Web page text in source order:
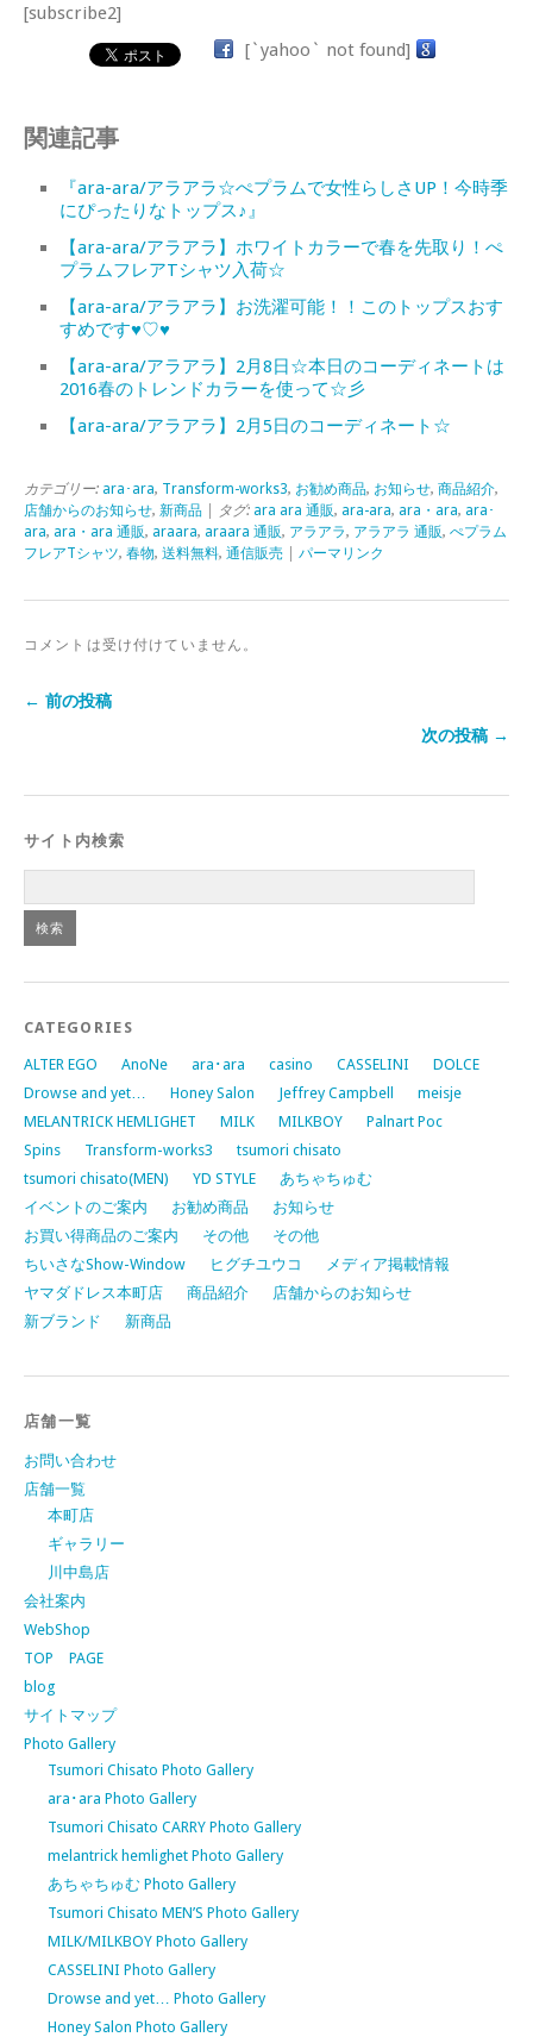
[subscribe2]
[`yahoo` not found]
関連記事
『ara-ara/アラアラ☆ぺプラムで女性らしさUP！今時季
にぴったりなトップス♪』
【ara-ara/アラアラ】ホワイトカラーで春を先取り！ぺ
プラムフレアTシャツ入荷☆
【ara-ara/アラアラ】お洗濯可能！！このトップスおす
すめです♥♡♥
【ara-ara/アラアラ】2月8日☆本日のコーディネートは
2016春のトレンドカラーを使って☆彡
【ara-ara/アラアラ】2月5日のコーディネート☆
カテゴリー: ara･ara, Transform-works3, お勧め商品, お知らせ, 商品紹介,
店舗からのお知らせ, 新商品 | タグ: ara ara 通販, ara-ara, ara・ara, ara･
ara, ara・ara 通販, araara, araara 通販, アラアラ, アラアラ 通販, ぺプラム
フレアTシャツ, 春物, 送料無料, 通信販売 パーマリンク
コメントは受け付けていません。
← 前の投稿
次の投稿 →
サイト内検索
CATEGORIES
ALTER EGO AnoNe ara･ara casino CASSELINI
DOLCE
Drowse and yet…
Honey Salon Jeffrey Campbell
meisje
MELANTRICK HEMLIGHET
MILK MILKBOY
Palnart Poc
Spins
Transform-works3
tsumori chisato
tsumori chisato(MEN)
YD STYLE
あちゃちゅむ
イベントのご案内
お勧め商品
お知らせ
お買い得商品のご案内
その他
その他
ちいさなShow-Window
ヒグチユウコ
メディア掲載情報
ヤマダドレス本町店
商品紹介
店舗からのお知らせ
新ブランド
新商品
店舗一覧
お問い合わせ
店舗一覧
本町店
ギャラリー
川中島店
会社案内
WebShop
TOP PAGE
blog
サイトマップ
Photo Gallery
Tsumori Chisato Photo Gallery
ara･ara Photo Gallery
Tsumori Chisato CARRY Photo Gallery
melantrick hemlighet Photo Gallery
あちゃちゅむ Photo Gallery
Tsumori Chisato MEN’S Photo Gallery
MILK/MILKBOY Photo Gallery
CASSELINI Photo Gallery
Drowse and yet… Photo Gallery
Honey Salon Photo Gallery